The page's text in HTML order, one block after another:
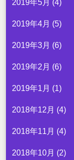
2019年5月 (4)
2019年4月 (5)
2019年3月 (6)
2019年2月 (6)
2019年1月 (1)
2018年12月 (4)
2018年11月 (4)
2018年10月 (2)